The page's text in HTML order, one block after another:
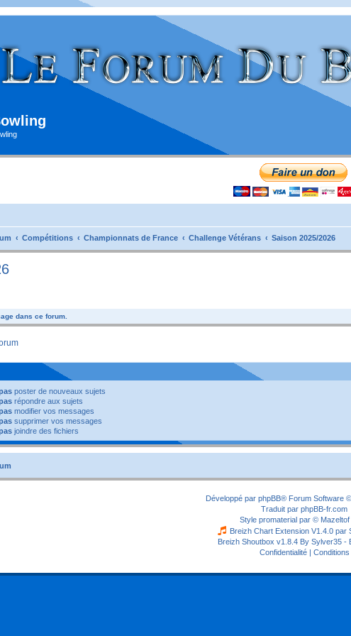
Compétitions Championnats de France Challenge Vétérans Saison 2025/2026
dans ce forum.
poster de nouveaux sujets
répondre aux sujets
modifier vos messages
supprimer vos messages
joindre des fichiers
Développé par phpBB® Forum Software
Traduit par phpBB-fr.com
Style promaterial par © Mazeltof
Breizh Chart Extension V1.4.0 par
Breizh Shoutbox v1.8.4 By Sylver35 -
Confidentialité| Conditions